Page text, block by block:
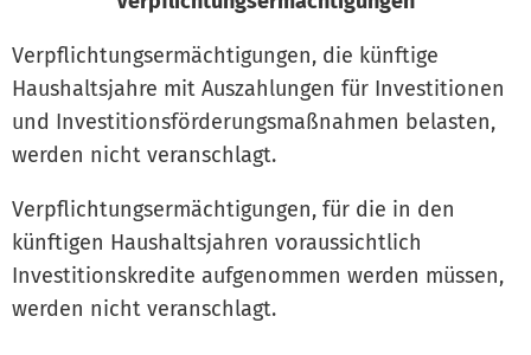
Verpflichtungsermächtigungen, die künftige
Haushaltsjahre mit Auszahlungen für Investitionen
und Investitionsförderungsmaßnahmen belasten,
werden nicht veranschlagt.
Verpflichtungsermächtigungen, für die in den
künftigen Haushaltsjahren voraussichtlich
Investitionskredite aufgenommen werden müssen,
werden nicht veranschlagt.